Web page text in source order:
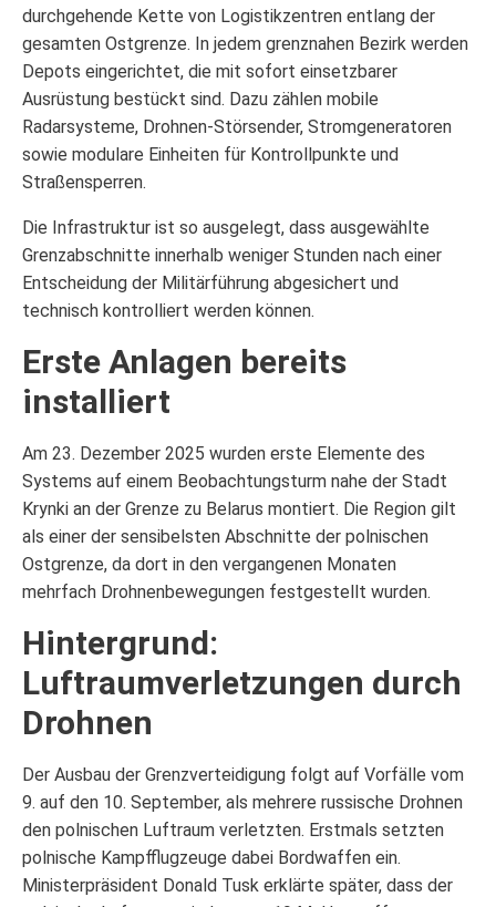
durchgehende Kette von Logistikzentren entlang der
gesamten Ostgrenze. In jedem grenznahen Bezirk werden
Depots eingerichtet, die mit sofort einsetzbarer
Ausrüstung bestückt sind. Dazu zählen mobile
Radarsysteme, Drohnen-Störsender, Stromgeneratoren
sowie modulare Einheiten für Kontrollpunkte und
Straßensperren.
Die Infrastruktur ist so ausgelegt, dass ausgewählte
Grenzabschnitte innerhalb weniger Stunden nach einer
Entscheidung der Militärführung abgesichert und
technisch kontrolliert werden können.
Erste Anlagen bereits
installiert
Am 23. Dezember 2025 wurden erste Elemente des
Systems auf einem Beobachtungsturm nahe der Stadt
Krynki an der Grenze zu Belarus montiert. Die Region gilt
als einer der sensibelsten Abschnitte der polnischen
Ostgrenze, da dort in den vergangenen Monaten
mehrfach Drohnenbewegungen festgestellt wurden.
Hintergrund:
Luftraumverletzungen durch
Drohnen
Der Ausbau der Grenzverteidigung folgt auf Vorfälle vom
9. auf den 10. September, als mehrere russische Drohnen
den polnischen Luftraum verletzten. Erstmals setzten
polnische Kampfflugzeuge dabei Bordwaffen ein.
Ministerpräsident Donald Tusk erklärte später, dass der